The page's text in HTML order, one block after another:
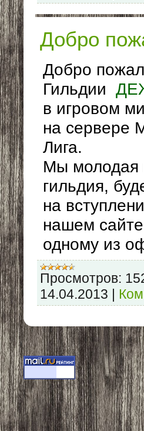
Добро
Добро
Гильдии
в игровом
на сервере
Лига.
Мы молодая
гильдия,
на
нашем
одному из
Просмотров:
14.04.2013 |